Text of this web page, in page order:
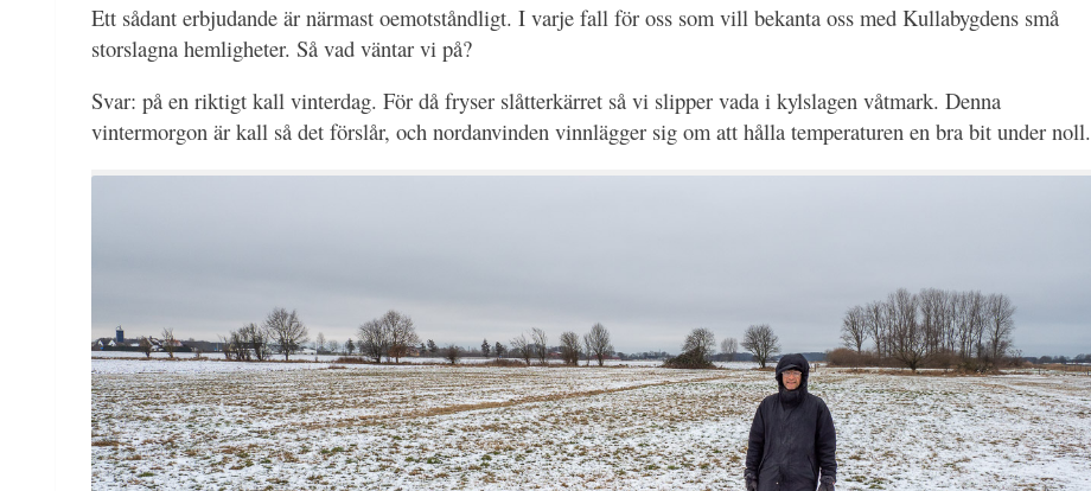
Ett sådant erbjudande är närmast oemotståndligt. I varje fall för oss som vill bekanta oss med Kullabygdens små
storslagna hemligheter. Så vad väntar vi på?
Svar: på en riktigt kall vinterdag. För då fryser slåtterkärret så vi slipper vada i kylslagen våtmark. Denna
vintermorgon är kall så det förslår, och nordanvinden vinnlägger sig om att hålla temperaturen en bra bit under noll.